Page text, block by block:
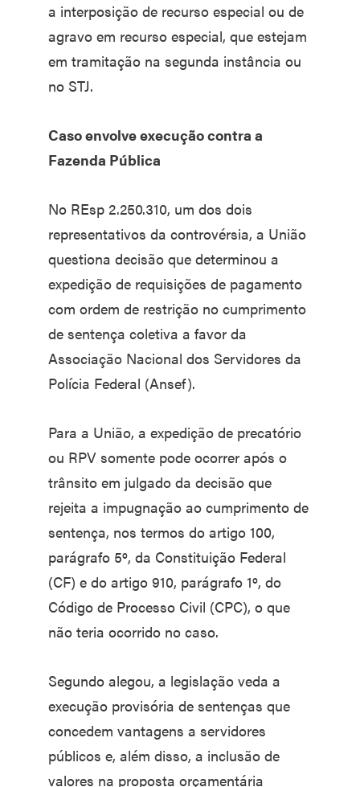
a interposição de recurso especial ou de
agravo em recurso especial, que estejam
em tramitação na segunda instância ou
no STJ.
Caso envolve execução contra a
Fazenda Pública
No REsp 2.250.310, um dos dois
representativos da controvérsia, a União
questiona decisão que determinou a
expedição de requisições de pagamento
com ordem de restrição no cumprimento
de sentença coletiva a favor da
Associação Nacional dos Servidores da
Polícia Federal (Ansef).
Para a União, a expedição de precatório
ou RPV somente pode ocorrer após o
trânsito em julgado da decisão que
rejeita a impugnação ao cumprimento de
sentença, nos termos do artigo 100,
parágrafo 5º, da Constituição Federal
(CF) e do artigo 910, parágrafo 1º, do
Código de Processo Civil (CPC), o que
não teria ocorrido no caso.
Segundo alegou, a legislação veda a
execução provisória de sentenças que
concedem vantagens a servidores
públicos e, além disso, a inclusão de
valores na proposta orçamentária